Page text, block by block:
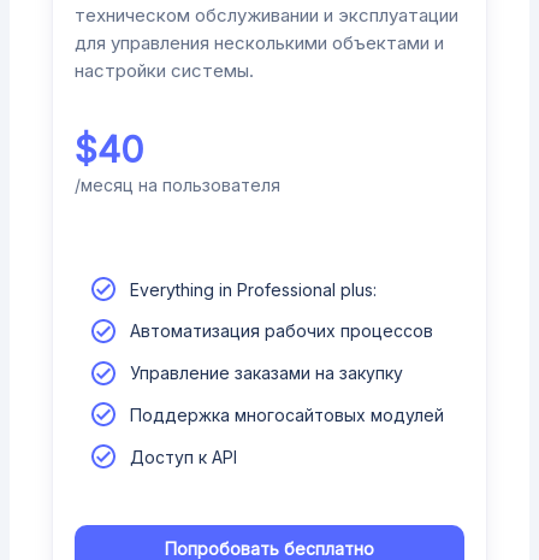
техническом обслуживании и эксплуатации
для управления несколькими объектами и
настройки системы.
$40
/месяц на пользователя
Everything in Professional plus:
Автоматизация рабочих процессов
Управление заказами на закупку
Поддержка многосайтовых модулей
Доступ к API
Попробовать бесплатно